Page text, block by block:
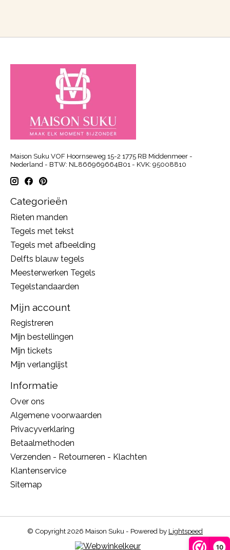
10
Maison Suku VOF Hoornseweg 15-2 1775 RB Middenmeer -
Nederland - BTW: NL866969664B01 - KVK: 95008810
Categorieën
Rieten manden
Tegels met tekst
Tegels met afbeelding
Delfts blauw tegels
Meesterwerken Tegels
Tegelstandaarden
Mijn account
Registreren
Mijn bestellingen
Mijn tickets
Mijn verlanglijst
Informatie
Over ons
Algemene voorwaarden
Privacyverklaring
Betaalmethoden
Verzenden - Retourneren - Klachten
Klantenservice
Sitemap
© Copyright 2026 Maison Suku - Powered by Lightspeed